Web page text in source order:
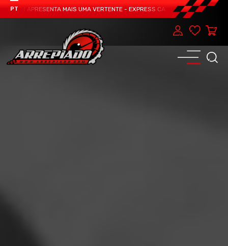
PTAPRESENTA MAIS UMA VERTENTE - EXPRESS CAR SERVICE,